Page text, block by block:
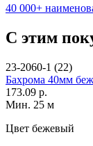
40 000+
С этим
23-2060-1 (22)
Бахрома 40мм
173.09 р.
Мин. 25 м
Цвет бежевый